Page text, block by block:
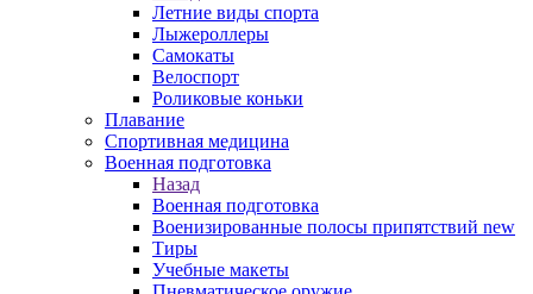
Летние виды спорта
Лыжероллеры
Самокаты
Велоспорт
Роликовые коньки
Плавание
Спортивная медицина
Военная подготовка
Назад
Военная подготовка
Военизированные полосы припятствий new
Тиры
Учебные макеты